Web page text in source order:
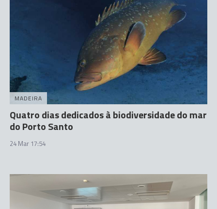
MADEIRA
Quatro dias dedicados à biodiversidade do mar
do Porto Santo
24 Mar 17:54